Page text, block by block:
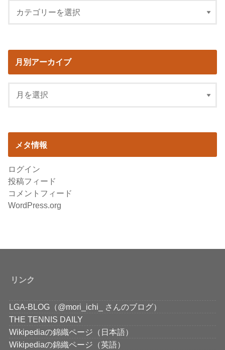
月別アーカイブ
メタ情報
ログイン
投稿フィード
コメントフィード
WordPress.org
リンク
LGA-BLOG（@mori_ichi_ さんのブログ）
THE TENNIS DAILY
Wikipediaの錦織ページ（日本語）
Wikipediaの錦織ページ（英語）